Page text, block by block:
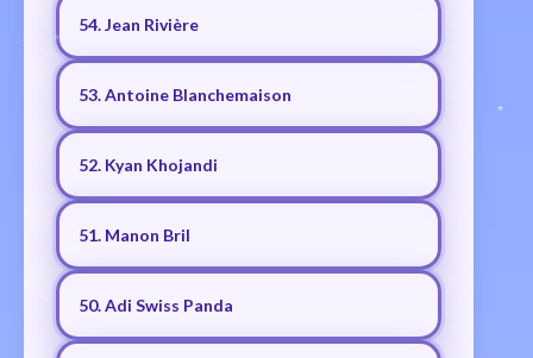
54. Jean Rivière
53. Antoine Blanchemaison
52. Kyan Khojandi
51. Manon Bril
50. Adi Swiss Panda